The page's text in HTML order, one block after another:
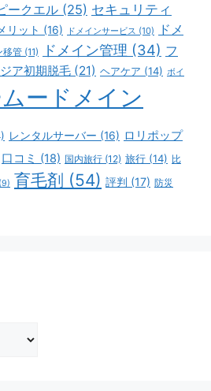
ークエル (25) セキュリティ
リット (16) ドメインサービス (10)
ドメ
移管 (11) ドメイン管理 (34) フ
ア初期脱毛 (21) ヘアケア (14) ボイ
ードメイン
レンタルサーバー (16) ロリポップ
口コミ (18) 国内旅行 (12) 旅行 (14) 比
(9) 育毛剤 (54) 評判 (17) 防災